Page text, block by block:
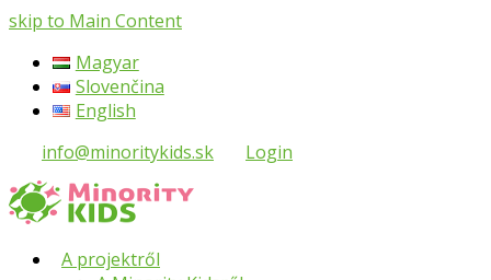
skip to Main Content
Magyar
Slovenčina
English
info@minoritykids.sk
Login
A projektről